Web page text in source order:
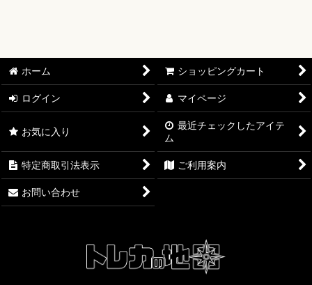
【ワンピースカード】ブースターパック 決戦の刻【OP-16】
【ワンピースカード】ブースターパック 神の島の冒険【OP-
15】
【ワンピースカード】エクストラブースター EGGHEAD
CRISIS【EB-04】
【ワンピースカード】ブースターパック 蒼海の七傑【OP-14】
【ワンピースカード】ブースターパック 受け継がれる意志
ホーム ショッピングカート
ログイン マイページ
お気に入り
最近チェックしたアイテ
ム
特定商取引法表示 ご利用案内
お問い合わせ